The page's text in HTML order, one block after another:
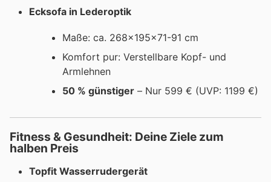
Ecksofa in Lederoptik
Maße: ca. 268x195x71-91 cm
Komfort pur: Verstellbare Kopf- und
Armlehnen
50 % günstiger – Nur 599 € (UVP: 1199 €)
Fitness & Gesundheit: Deine Ziele zum
halben Preis
Topfit Wasserrudergerät